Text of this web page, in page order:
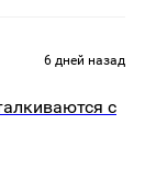
6 дней назад
с